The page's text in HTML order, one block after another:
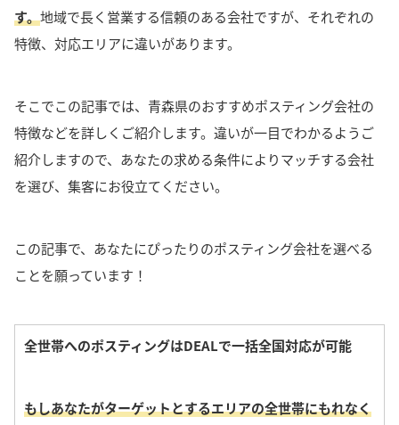
す。地域で長く営業する信頼のある会社ですが、それぞれの
特徴、対応エリアに違いがあります。
そこでこの記事では、 青森県のおすすめポスティング会社の
特徴などを詳しくご紹介します。 違いが一目でわかるようご
紹介しますので、 あなたの求める条件によりマッチする会社
を選び、集客にお役立てください。
この記事で、あなたにぴったりのポスティング会社を選べる
ことを願っています！
全世帯へのポスティングはDEALで一括全国対応が可能
もしあなたがターゲットとするエリアの全世帯にもれなく